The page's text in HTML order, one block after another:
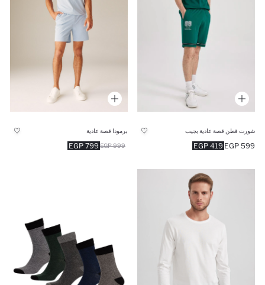
شورت قطن قصة عادية بجيب
419 EGP 599 EGP
برمودا قصة عادية
799 EGP 999 EGP